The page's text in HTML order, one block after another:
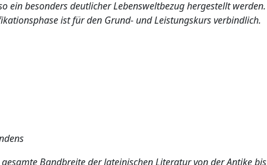
ein besonders deutlicher Lebensweltbezug hergestellt werden.
ist für den Grund- und Leistungskurs verbindlich.
Bandbreite der lateinischen Literatur von der Antike bis